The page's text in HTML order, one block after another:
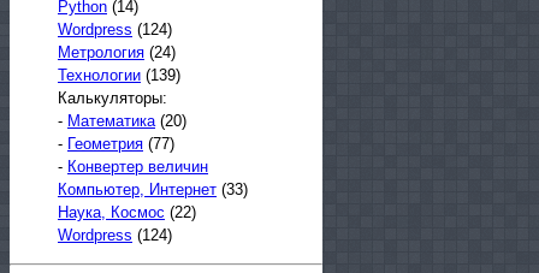
Python (14)
Wordpress (124)
Метрология (24)
Технологии (139)
Калькуляторы:
- Математика(20)
- Геометрия (77)
- Конвертер величин
Компьютер, Интернет (33)
Наука, Космос (22)
Wordpress (124)